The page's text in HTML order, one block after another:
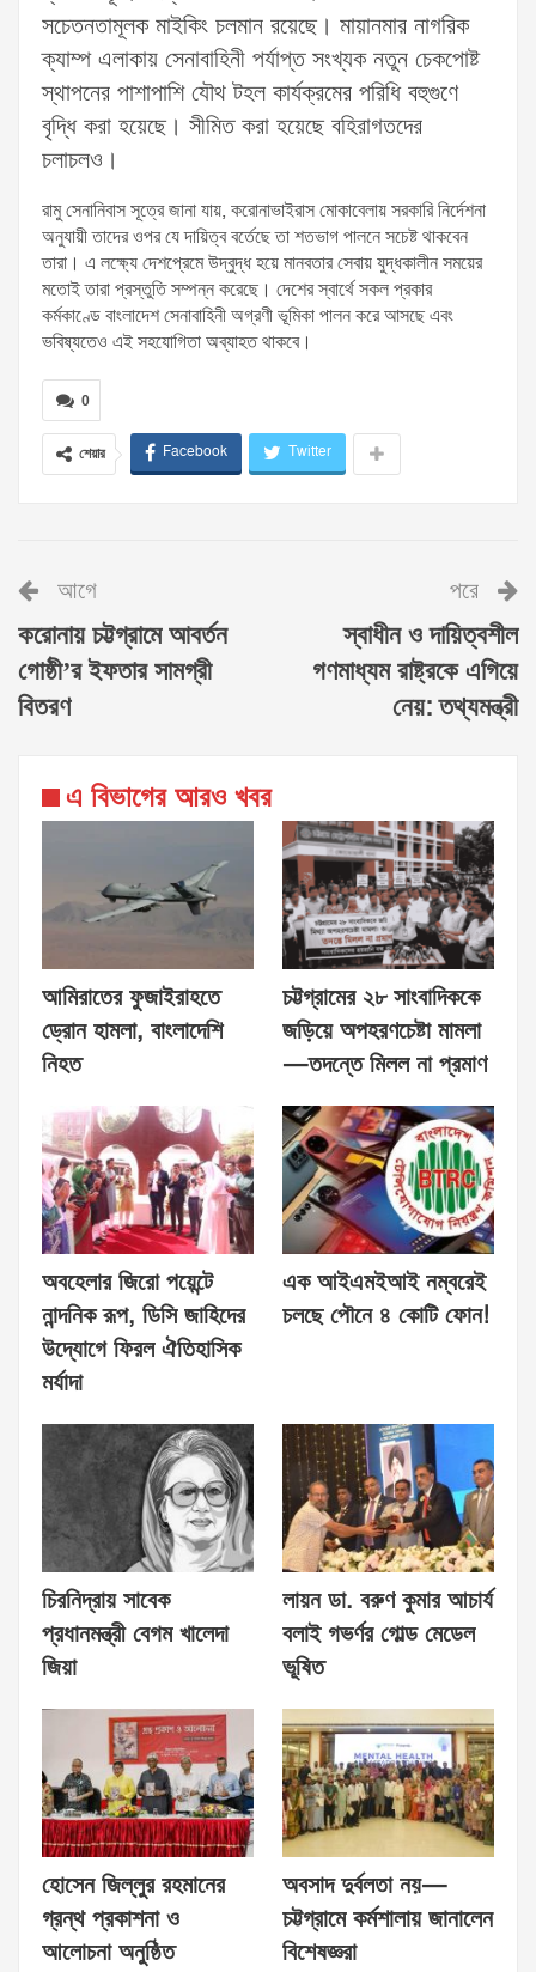
সচেতনতামূলক মাইকিং চলমান রয়েছে। মায়ানমার নাগরিক
ক্যাম্প এলাকায় সেনাবাহিনী পর্যাপ্ত সংখ্যক নতুন চেকপোষ্ট
স্থাপনের পাশাপাশি যৌথ টহল কার্যক্রমের পরিধি বহুগুণে
বৃদ্ধি করা হয়েছে। সীমিত করা হয়েছে বহিরাগতদের
চলাচলও।
রামু সেনানিবাস সূত্রে জানা যায়, করোনাভাইরাস মোকাবেলায় সরকারি নির্দেশনা
অনুযায়ী তাদের ওপর যে দায়িত্ব বর্তেছে তা শতভাগ পালনে সচেষ্ট থাকবেন
তারা। এ লক্ষ্যে দেশপ্রেমে উদ্বুদ্ধ হয়ে মানবতার সেবায় যুদ্ধকালীন সময়ের
মতোই তারা প্রস্তুতি সম্পন্ন করেছে। দেশের স্বার্থে সকল প্রকার
কর্মকাণ্ডে বাংলাদেশ সেনাবাহিনী অগ্রণী ভূমিকা পালন করে আসছে এবং
ভবিষ্যতেও এই সহযোগিতা অব্যাহত থাকবে।
0
শেয়ার Facebook Twitter
আগে
করোনায় চট্টগ্রামে আবর্তন
গোষ্ঠী’র ইফতার সামগ্রী
বিতরণ
পরে
স্বাধীন ও দায়িত্বশীল
গণমাধ্যম রাষ্ট্রকে এগিয়ে
নেয়: তথ্যমন্ত্রী
এ বিভাগের আরও খবর
আমিরাতের ফুজাইরাহতে
ড্রোন হামলা, বাংলাদেশি
নিহত
চট্টগ্রামের ২৮ সাংবাদিককে
জড়িয়ে অপহরণচেষ্টা মামলা
—তদন্তে মিলল না প্রমাণ
অবহেলার জিরো পয়েন্টে
নান্দনিক রূপ, ডিসি জাহিদের
উদ্যোগে ফিরল ঐতিহাসিক
মর্যাদা
এক আইএমইআই নম্বরেই
চলছে পৌনে ৪ কোটি ফোন!
চিরনিদ্রায় সাবেক
প্রধানমন্ত্রী বেগম খালেদা
জিয়া
লায়ন ডা. বরুণ কুমার আচার্য
বলাই গভর্ণর গোল্ড মেডেল
ভূষিত
হোসেন জিল্লুর রহমানের
গ্রন্থ প্রকাশনা ও
আলোচনা অনুষ্ঠিত
অবসাদ দুর্বলতা নয়—
চট্টগ্রামে কর্মশালায় জানালেন
বিশেষজ্ঞরা